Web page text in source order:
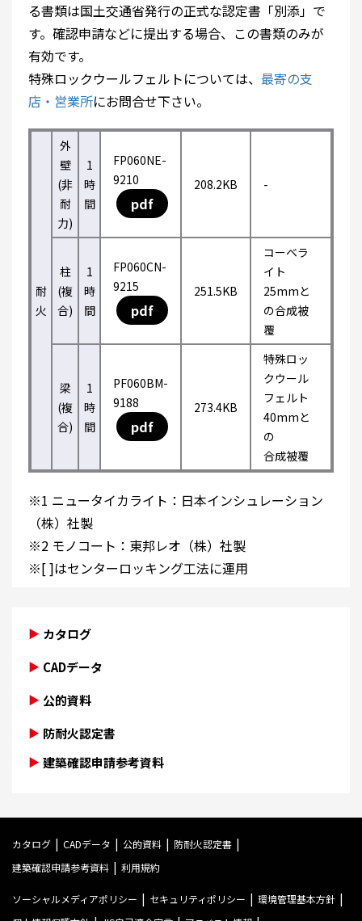
る書類は国土交通省発行の正式な認定書「別添」で
す。確認申請などに提出する場合、この書類のみが
有効です。
特殊ロックウールフェルトについては、 最寄の支
店・営業所にお問合せ下さい。
耐
火
外
壁
(非
耐
力)
1
時
間
FP060NE-
9210
pdf
208.2KB -
柱
(複
合)
1
時
間
FP060CN-
9215
pdf
251.5KB
コーベラ
イト
25mmと
の合成被
覆
梁
(複
合)
1
時
間
PF060BM-
9188
pdf
273.4KB
特殊ロッ
クウール
フェルト
40mmと
の
合成被覆
※1 ニュータイカライト：日本インシュレーション
（株）社製
※2 モノコート：東邦レオ（株）社製
※[ ]はセンターロッキング工法に運用
カタログ
CADデータ
公的資料
防耐火認定書
建築確認申請参考資料
カタログ CADデータ 公的資料
防耐火認定書
建築確認申請参考資料
利用規約
ソーシャルメディアポリシー セキュリティポリシー
環境管理基本方針